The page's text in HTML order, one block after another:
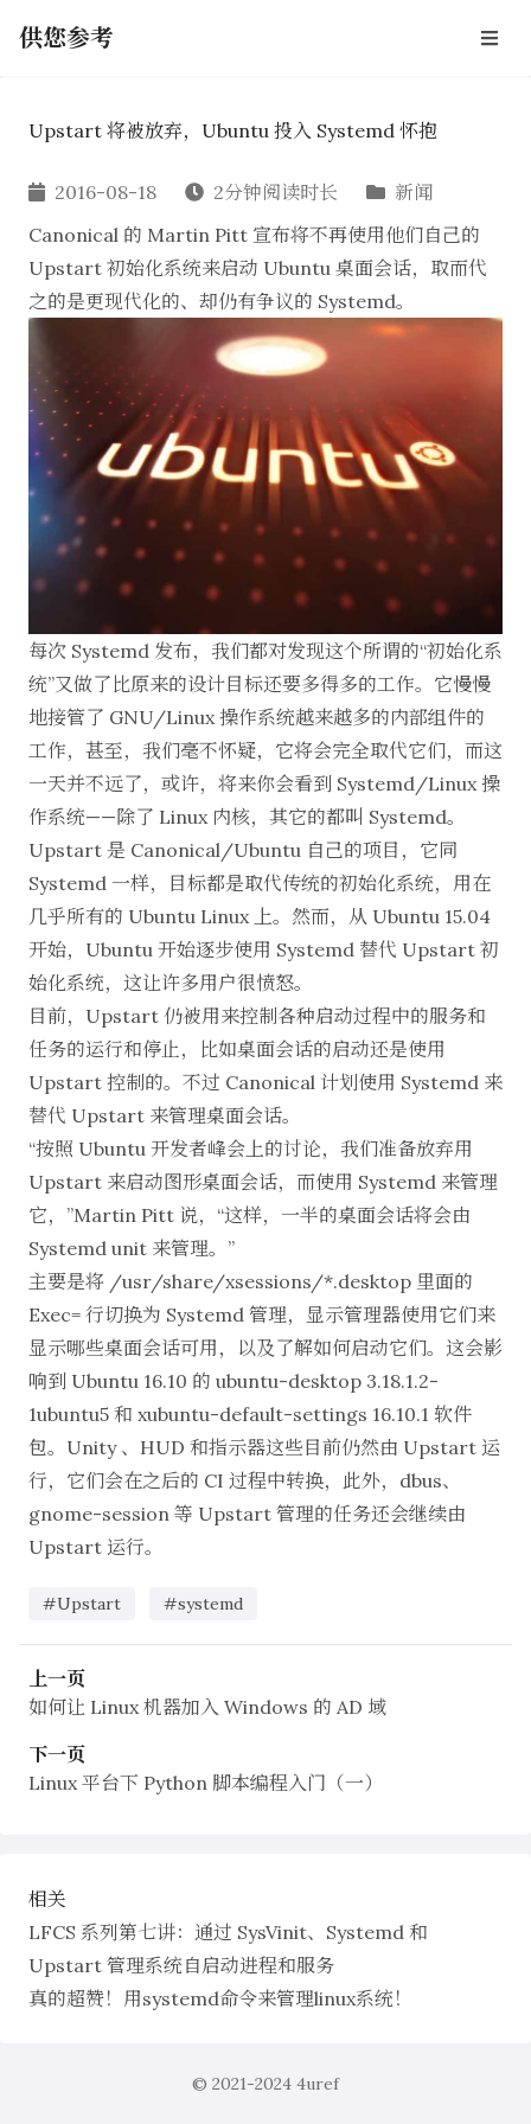
供您参考
Upstart 将被放弃，Ubuntu 投入 Systemd 怀抱
2016-08-18 2分钟阅读时长
新闻
Canonical 的 Martin Pitt 宣布将不再使用他们自己的
Upstart 初始化系统来启动 Ubuntu 桌面会话，取而代
之的是更现代化的、却仍有争议的 Systemd。
每次 Systemd 发布，我们都对发现这个所谓的“初始化系
统”又做了比原来的设计目标还要多得多的工作。它慢慢
地接管了 GNU/Linux 操作系统越来越多的内部组件的
工作，甚至，我们毫不怀疑，它将会完全取代它们，而这
一天并不远了，或许，将来你会看到 Systemd/Linux 操
作系统——除了 Linux 内核，其它的都叫 Systemd。
Upstart 是 Canonical/Ubuntu 自己的项目，它同
Systemd 一样，目标都是取代传统的初始化系统，用在
几乎所有的 Ubuntu Linux 上。然而，从 Ubuntu 15.04
开始，Ubuntu 开始逐步使用 Systemd 替代 Upstart 初
始化系统，这让许多用户很愤怒。
目前，Upstart 仍被用来控制各种启动过程中的服务和
任务的运行和停止，比如桌面会话的启动还是使用
Upstart 控制的。不过 Canonical 计划使用 Systemd 来
替代 Upstart 来管理桌面会话。
“按照 Ubuntu 开发者峰会上的讨论，我们准备放弃用
Upstart 来启动图形桌面会话，而使用 Systemd 来管理
它，”Martin Pitt 说，“这样，一半的桌面会话将会由
Systemd unit 来管理。”
主要是将 /usr/share/xsessions/*.desktop 里面的
Exec= 行切换为 Systemd 管理，显示管理器使用它们来
显示哪些桌面会话可用，以及了解如何启动它们。这会影
响到 Ubuntu 16.10 的 ubuntu-desktop 3.18.1.2-
1ubuntu5 和 xubuntu-default-settings 16.10.1 软件
包。Unity 、HUD 和指示器这些目前仍然由 Upstart 运
行，它们会在之后的 CI 过程中转换，此外，dbus、
gnome-session 等 Upstart 管理的任务还会继续由
Upstart 运行。
#Upstart #systemd
上一页
如何让 Linux 机器加入 Windows 的 AD 域
下一页
Linux 平台下 Python 脚本编程入门（一）
相关
LFCS 系列第七讲：通过 SysVinit、Systemd 和
Upstart 管理系统自启动进程和服务
真的超赞！用systemd命令来管理linux系统！
© 2021-2024 4uref